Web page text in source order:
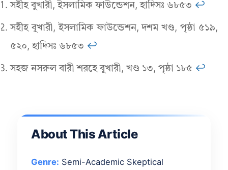
সহীহ বুখারী, ইসলামিক ফাউন্ডেশন, হাদিসঃ ৬৮৫৩ ↩︎
সহীহ বুখারী, ইসলামিক ফাউন্ডেশন, দশম খণ্ড, পৃষ্ঠা ৫১৯,
৫২০, হাদিসঃ ৬৮৫৩ ↩︎
সহজ নসরুল বারী শরহে বুখারী, খণ্ড ১৩, পৃষ্ঠা ১৮৫ ↩︎
About This Article
Genre: Semi-Academic Skeptical